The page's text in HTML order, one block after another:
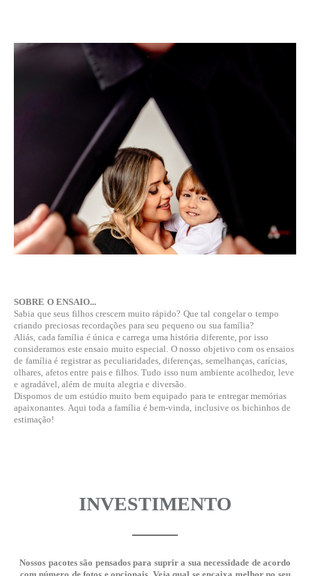
SOBRE O ENSAIO...
Sabia que seus filhos crescem muito rápido? Que tal congelar o tempo
criando preciosas recordações para seu pequeno ou sua família?
Aliás, cada família é única e carrega uma história diferente, por isso
consideramos este ensaio muito especial. O nosso objetivo com os ensaios
de família é registrar as peculiaridades, diferenças, semelhanças, carícias,
olhares, afetos entre pais e filhos. Tudo isso num ambiente acolhedor, leve
e agradável, além de muita alegria e diversão.
Dispomos de um estúdio muito bem equipado para te entregar memórias
apaixonantes. Aqui toda a família é bem-vinda, inclusive os bichinhos de
estimação!
INVESTIMENTO
Nossos pacotes são pensados para suprir a sua necessidade de acordo